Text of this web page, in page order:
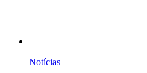
Notícias